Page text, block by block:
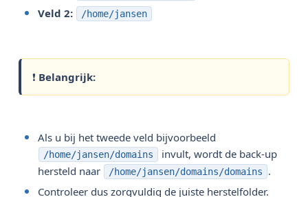
Veld 2: /home/jansen
❗ Belangrijk:
Als u bij het tweede veld bijvoorbeeld
/home/jansen/domains
invult, wordt de back-up
hersteld naar
/home/jansen/domains/domains
.
Controleer dus zorgvuldig de juiste herstelfolder.